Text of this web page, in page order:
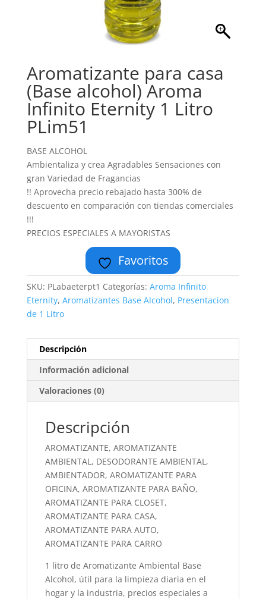
Aromatizante para casa
(Base alcohol) Aroma
Infinito Eternity 1 Litro
PLim51
BASE ALCOHOL
Ambientaliza y crea Agradables Sensaciones con
gran Variedad de Fragancias
!! Aprovecha precio rebajado hasta 300% de
descuento en comparación con tiendas comerciales
!!!
PRECIOS ESPECIALES A MAYORISTAS
Favoritos
SKU: PLabaeterpt1 Categorías: Aroma Infinito
Eternity, Aromatizantes Base Alcohol, Presentacion
de 1 Litro
Descripción
Información adicional
Valoraciones (0)
Descripción
AROMATIZANTE, AROMATIZANTE
AMBIENTAL, DESODORANTE AMBIENTAL,
AMBIENTADOR, AROMATIZANTE PARA
OFICINA, AROMATIZANTE PARA BAÑO,
AROMATIZANTE PARA CLOSET,
AROMATIZANTE PARA CASA,
AROMATIZANTE PARA AUTO,
AROMATIZANTE PARA CARRO
1 litro de Aromatizante Ambiental Base
Alcohol, útil para la limpieza diaria en el
hogar y la industria, precios especiales a